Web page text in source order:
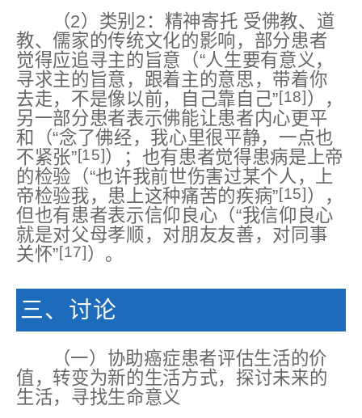
（2）类别2：精神寄托 受佛教、道
教、儒家的传统文化的影响，部分患者
觉得应追寻主的旨意（“人生要有意义，
寻求主的旨意，跟着主的意思，带着你
去走，不是像以前，自己靠自己”[18]），
另一部分患者表示佛能让患者内心更平
和（“念了佛经，我心里很平静，⼀点也
不紧张”[15]）；也有患者觉得患病是上帝
的检验（“也许我前世伤害过某个⼈，上
帝检验我，患上这种痛苦的疾病”[15]），
但也有患者表示信仰良心（“我信仰良心
就是对父母孝顺，对朋友友善，对同事
关怀”[17]）。
三、讨论
（一）协助癌症患者评估生活的价
值，转变为新的生活方式，探讨未来的
生活，寻找生命意义